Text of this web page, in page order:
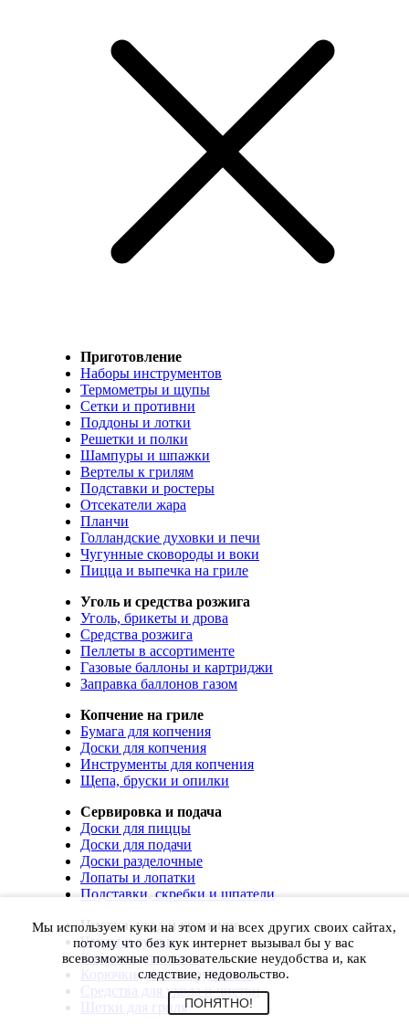
Приготовление
Наборы инструментов
Термометры и щупы
Сетки и противни
Поддоны и лотки
Решетки и полки
Шампуры и шпажки
Вертелы к грилям
Подставки и ростеры
Отсекатели жара
Планчи
Голландские духовки и печи
Чугунные сковороды и воки
Пицца и выпечка на гриле
Уголь и средства розжига
Уголь, брикеты и дрова
Средства розжига
Пеллеты в ассортименте
Газовые баллоны и картриджи
Заправка баллонов газом
Копчение на гриле
Бумага для копчения
Доски для копчения
Инструменты для копчения
Щепа, бруски и опилки
Сервировка и подача
Доски для пиццы
Доски для подачи
Доски разделочные
Лопаты и лопатки
Подставки, скребки и шпатели
Чистка, уход и хранение
Чехлы и сумки
Коврики для гриля
Корючки для инструментов
Средства для ухода и чистки
Щетки для гриля
Мы используем куки на этом и на всех других своих сайтах,
потому что без кук интернет вызывал бы у вас
всевозможные пользовательские неудобства и, как
следствие, недовольство.
ПОНЯТНО!